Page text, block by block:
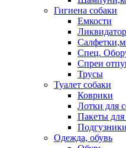
Гигиена собаки
Емкости
Спец.
Спреи
Трусы
Туалет собаки
Коврики
Лотки для
Пакеты для
Подгузники
Одежда, обувь